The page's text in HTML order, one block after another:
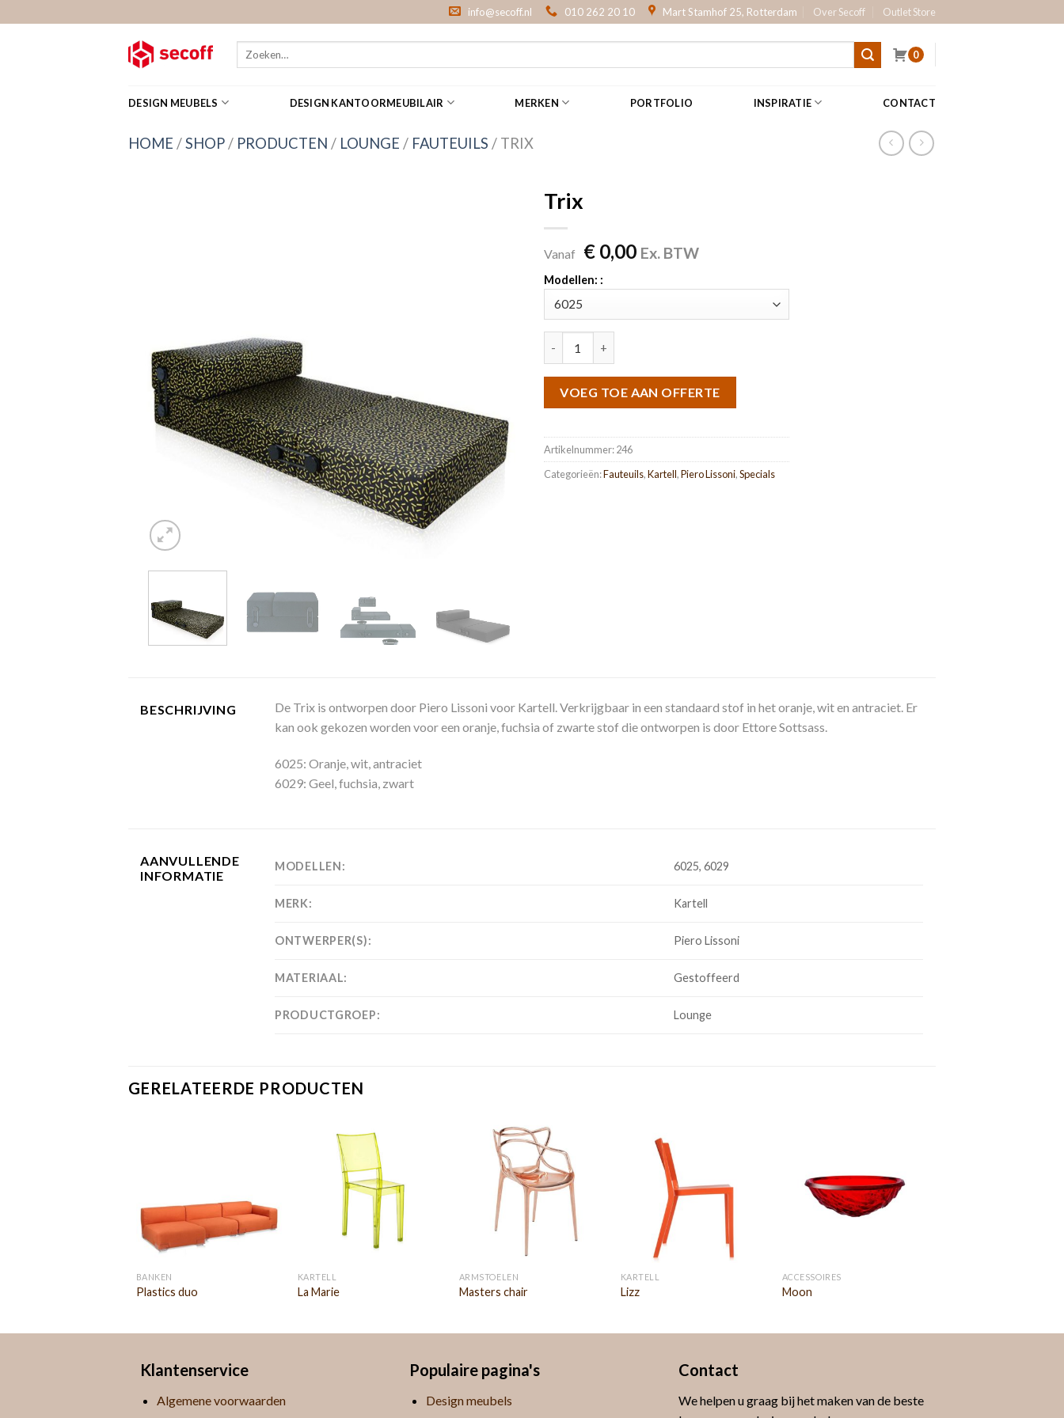
to
info@secoff.nl 010 262 20 10 Mart Stamhof 25, Rotterdam Over Secoff Outlet Store
Zoeken
0
DESIGN MEUBELS DESIGN KANTOORMEUBILAIR MERKEN PORTFOLIO INSPIRATIE CONTACT
HOME /SHOP / PRODUCTEN / LOUNGE / FAUTEUILS / TRIX
Trix
Vanaf €0,00 Ex. BTW
Modellen: :
VOEG TOE AAN OFFERTE
Artikelnummer:246
Categorieën:Fauteuils,Kartell,Piero Lissoni,Specials
BESCHRIJVING
De Trix is ontworpen door Piero Lissoni voor Kartell. Verkrijgbaar in een standaard stof in het oranje, wit en antraciet. Er
kan ook gekozen worden voor een oranje, fuchsia of zwarte stof die ontworpen is door Ettore Sottsass.
6025: Oranje, wit, antraciet
6029: Geel, fuchsia, zwart
AANVULLENDE
INFORMATIE
MODELLEN: 6025, 6029
MERK: Kartell
ONTWERPER(S): Piero Lissoni
MATERIAAL: Gestoffeerd
PRODUCTGROEP: Lounge
GERELATEERDE PRODUCTEN
BANKEN
Plastics duo
KARTELL
La Marie
ARMSTOELEN
Masters chair
KARTELL
Lizz
ACCESSOIRES
Moon
Klantenservice
Algemene voorwaarden
Populaire pagina's
Design meubels
Contact
We helpen u graag bij het maken van de beste